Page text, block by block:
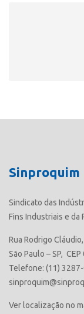
Sinproquim
Sindicato das
Fins Industriais e da
Rua Rodrigo
São Paulo – SP,
Telefone: (11)
Ver localização no